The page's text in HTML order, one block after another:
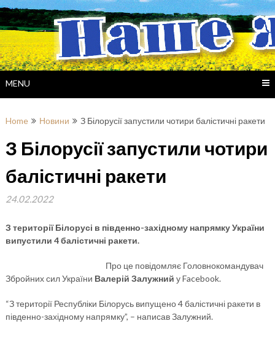
Skip
to
content
MENU
Home Новини З Білорусії запустили чотири балістичні ракети
З Білорусії запустили чотири
балістичні ракети
24.02.2022
З території Білорусі в південно-західному напрямку України
випустили 4 балістичні ракети.
Про це повідомляє Головнокомандувач
Збройних сил України Валерій Залужний у Facebook.
“З території Республіки Білорусь випущено 4 балістичні ракети в
південно-західному напрямку”, – написав Залужний.